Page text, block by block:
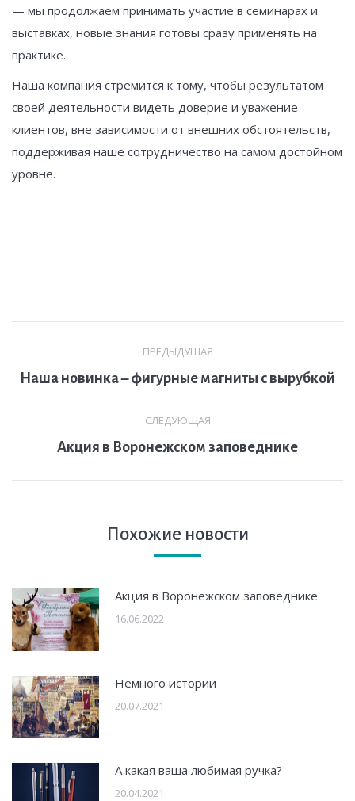
— мы продолжаем принимать участие в семинарах и
выставках, новые знания готовы сразу применять на
практике.
Наша компания стремится к тому, чтобы результатом
своей деятельности видеть доверие и уважение
клиентов, вне зависимости от внешних обстоятельств,
поддерживая наше сотрудничество на самом достойном
уровне.
по
ПРЕДЫДУЩАЯ
Предыдущая
Наша новинка – фигурные магниты с вырубкой
СЛЕДУЮЩАЯ
Следующая
Акция в Воронежском заповеднике
Похожие новости
Акция в Воронежском заповеднике
16.06.2022
Немного истории
20.07.2021
А какая ваша любимая ручка?
20.04.2021